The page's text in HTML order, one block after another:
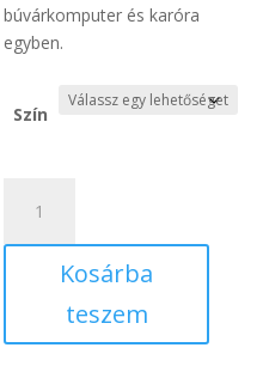
búvárkomputer és karóra
egyben.
Szín
Cartesio
búvárkomputer
mennyiségKosárba
teszem